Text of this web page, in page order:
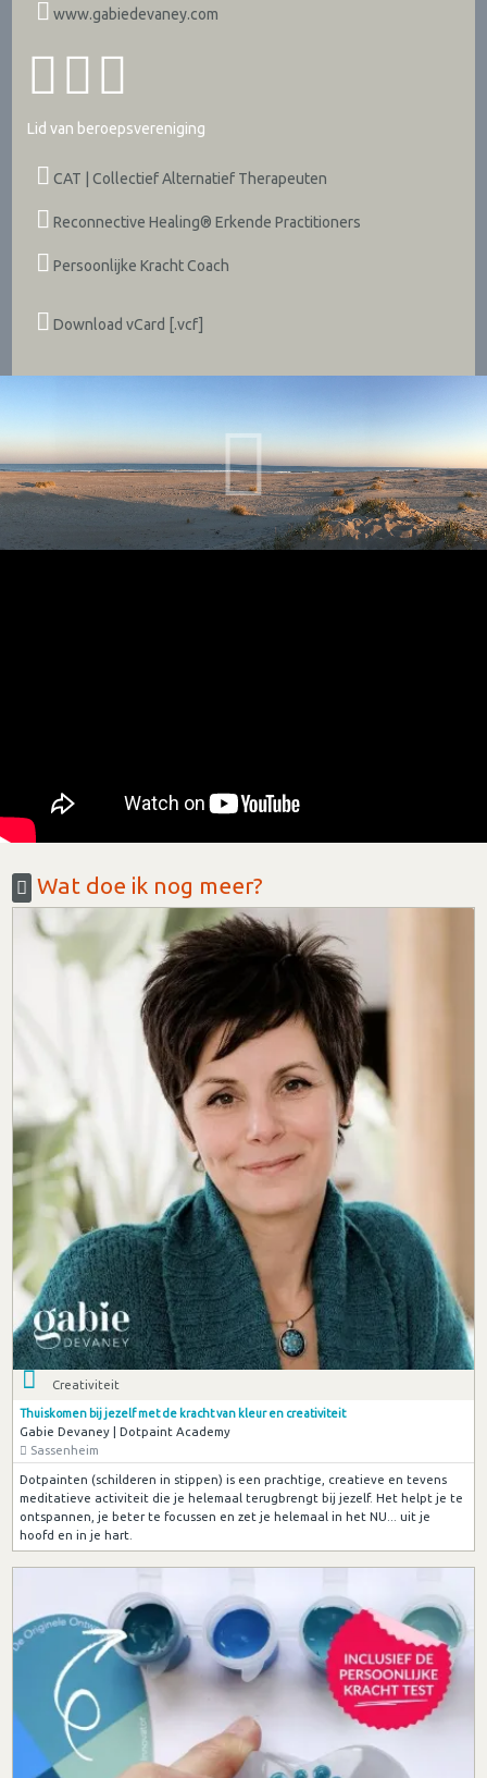
www.gabiedevaney.com
Lid van beroepsvereniging
CAT | Collectief Alternatief Therapeuten
Reconnective Healing® Erkende Practitioners
Persoonlijke Kracht Coach
Download vCard [.vcf]
Wat doe ik nog meer?
Creativiteit
Thuiskomen bij jezelf met de kracht van kleur en creativiteit
Gabie Devaney | Dotpaint Academy
Sassenheim
Dotpainten (schilderen in stippen) is een prachtige, creatieve en tevens
meditatieve activiteit die je helemaal terugbrengt bij jezelf. Het helpt je te
ontspannen, je beter te focussen en zet je helemaal in het NU... uit je
hoofd en in je hart.